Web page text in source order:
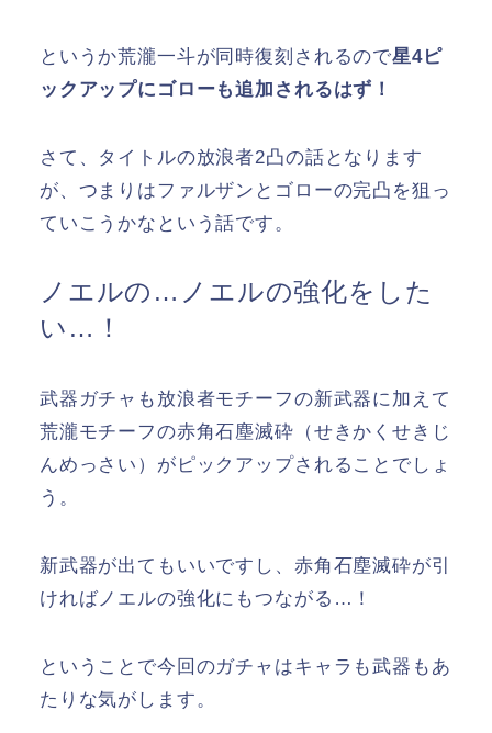
というか荒瀧一斗が同時復刻されるので星4ピ
ックアップにゴローも追加されるはず！
さて、タイトルの放浪者2凸の話となります
が、つまりはファルザンとゴローの完凸を狙っ
ていこうかなという話です。
ノエルの…ノエルの強化をした
い…！
武器ガチャも放浪者モチーフの新武器に加えて
荒瀧モチーフの赤角石塵滅砕（せきかくせきじ
んめっさい）がピックアップされることでしょ
う。
新武器が出てもいいですし、赤角石塵滅砕が引
ければノエルの強化にもつながる…！
ということで今回のガチャはキャラも武器もあ
たりな気がします。